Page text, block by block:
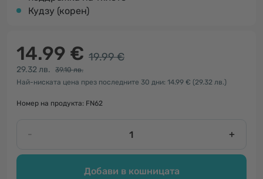
Кудзу (корен)
14.99 € 19.99 €
29.32 лв.
39.10 лв.
Най-ниската цена през последните 30 дни: 14.99 € (29.32 лв.)
Номер на продукта: FN62
- +
Добави в кошницата